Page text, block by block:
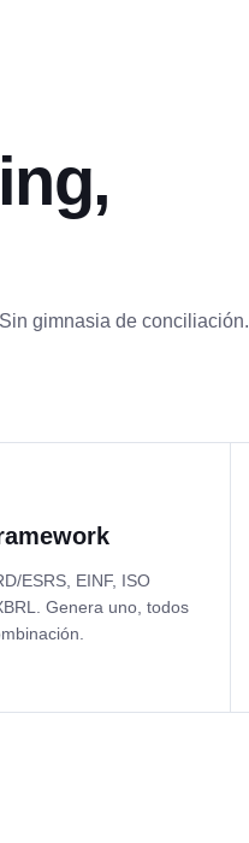
gimnasia de conciliación.
ESRS, EINF, ISO
Genera uno, todos